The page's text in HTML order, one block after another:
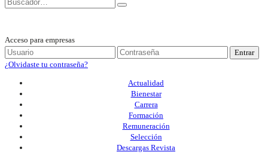
Acceso para empresas
Entrar
¿Olvidaste tu contraseña?
Actualidad
Bienestar
Carrera
Formación
Remuneración
Selección
Descargas Revista